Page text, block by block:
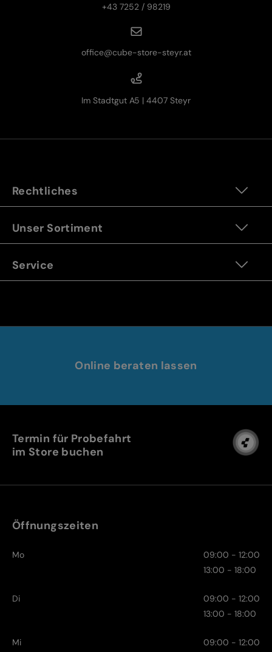
+43 7252 / 98219
office@cube-store-steyr.at
Im Stadtgut A5 | 4407 Steyr
Rechtliches
Unser Sortiment
Service
Online beraten lassen
Termin für Probefahrt
im Store buchen
Öffnungszeiten
Mo
09:00 - 12:00
13:00 - 18:00
Di
09:00 - 12:00
13:00 - 18:00
Mi
09:00 - 12:00